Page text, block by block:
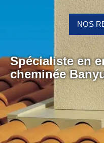
Spécialiste en
cheminée
NOS